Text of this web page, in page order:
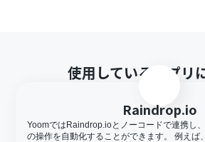
使用しているアプリ
Raindrop.io
YoomではRaindrop.ioとノーコードで連携し
の操作を自動化することができます。 例えば